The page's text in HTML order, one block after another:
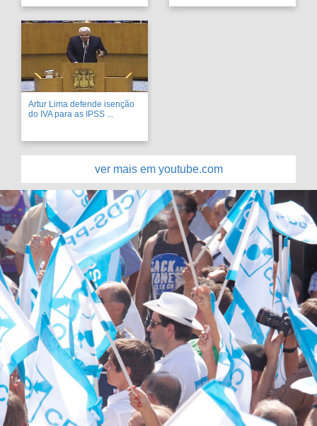
Artur Lima defende isenção
do IVA para as IPSS ...
ver mais em youtube.com